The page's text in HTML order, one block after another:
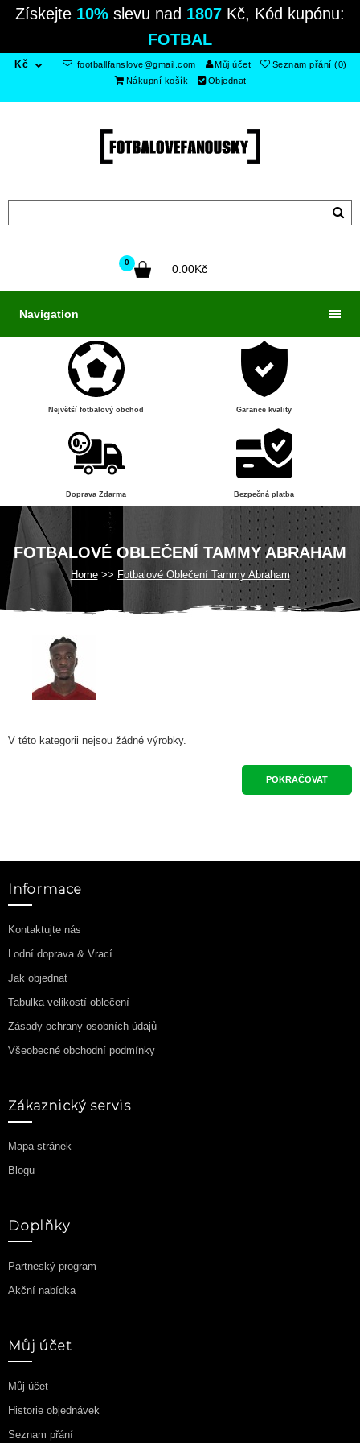
Získejte 10% slevu nad 1807 Kč, Kód kupónu:
FOTBAL
Kč footballfanslove@gmail.com Můj účet
Seznam přání (0)
Nákupní košík
Objednat
0
0.00Kč
Navigation
Největší fotbalový obchod Garance kvality
Doprava Zdarma Bezpečná platba
FOTBALOVÉ OBLEČENÍ TAMMY ABRAHAM
Home Fotbalové Oblečení Tammy Abraham
V této kategorii nejsou žádné výrobky.
POKRAČOVAT
Informace
Kontaktujte nás
Lodní doprava & Vrací
Jak objednat
Tabulka velikostí oblečení
Zásady ochrany osobních údajů
Všeobecné obchodní podmínky
Zákaznický servis
Mapa stránek
Blogu
Doplňky
Partneský program
Akční nabídka
Můj účet
Můj účet
Historie objednávek
Seznam přání